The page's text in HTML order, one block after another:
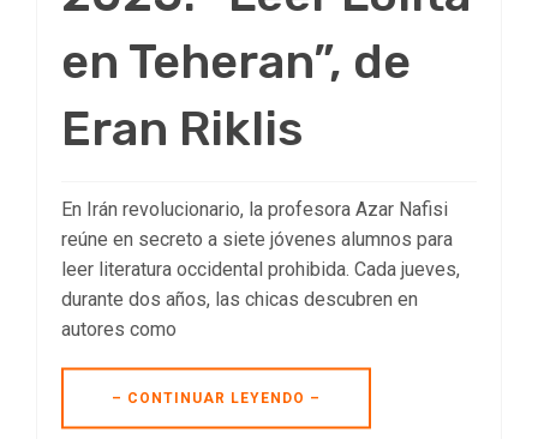
en Teheran”, de
Eran Riklis
En Irán revolucionario, la profesora Azar Nafisi
reúne en secreto a siete jóvenes alumnos para
leer literatura occidental prohibida. Cada jueves,
durante dos años, las chicas descubren en
autores como
– CONTINUAR LEYENDO –